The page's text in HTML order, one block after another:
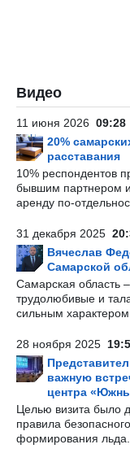
Видео
11 июня 2026 09:28
20%
расставания
10% респондентов
бывшим партнером
аренду по-
31 декабря 2025
Вячеслав
Самарской
Самарская область
трудолюбивые и
сильным характером.
28 ноября 2025
важную
центра
Целью визита было
правила
формирования льда.